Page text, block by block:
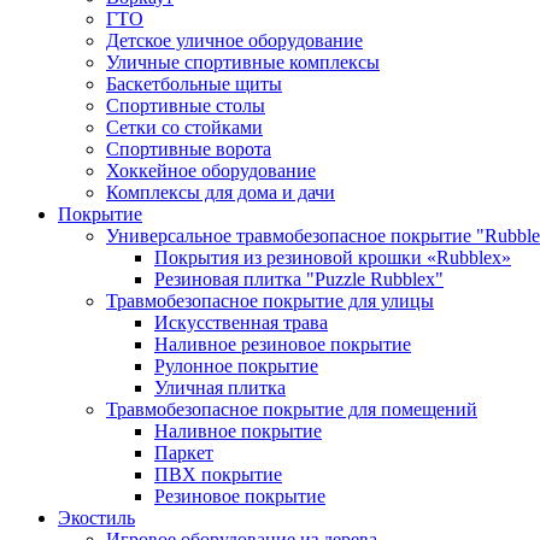
ГТО
Детское уличное оборудование
Уличные спортивные комплексы
Баскетбольные щиты
Спортивные столы
Сетки со стойками
Спортивные ворота
Хоккейное оборудование
Комплексы для дома и дачи
Покрытие
Универсальное травмобезопасное покрытие
Покрытия из резиновой крошки «Rubblex»
Резиновая плитка "Puzzle Rubblex"
Травмобезопасное покрытие для улицы
Искусственная трава
Наливное резиновое покрытие
Рулонное покрытие
Уличная плитка
Травмобезопасное покрытие для помещений
Наливное покрытие
Паркет
ПВХ покрытие
Резиновое покрытие
Экостиль